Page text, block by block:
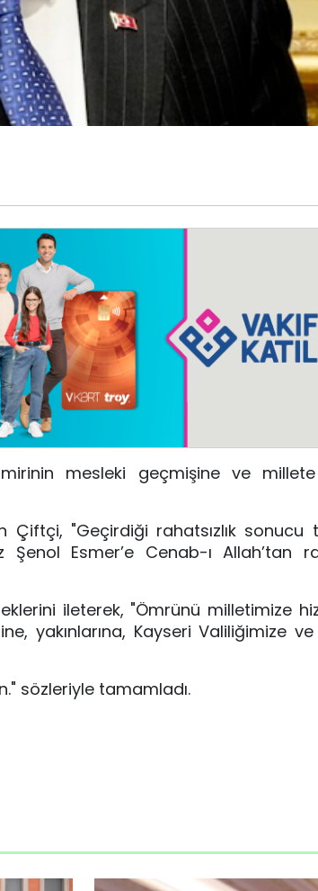
mesleki geçmişine ve
Çiftçi, "Geçirdiği rahatsızlık sonucu
Esmer’e Cenab-ı Allah’tan
ileterek, "Ömrünü milletimize
yakınlarına, Kayseri Valiliğimize
sözleriyle tamamladı.